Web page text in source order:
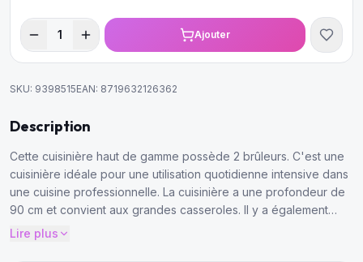
1 Ajouter
SKU: 9398515EAN: 8719632126362
Description
Cette cuisinière haut de gamme possède 2 brûleurs. C'est une
cuisinière idéale pour une utilisation quotidienne intensive dans
une cuisine professionnelle. La cuisinière a une profondeur de
90 cm et convient aux grandes casseroles. Il y a également
suffisamment d'espace pour alimenter tous les brûleurs avec de
Lire plus